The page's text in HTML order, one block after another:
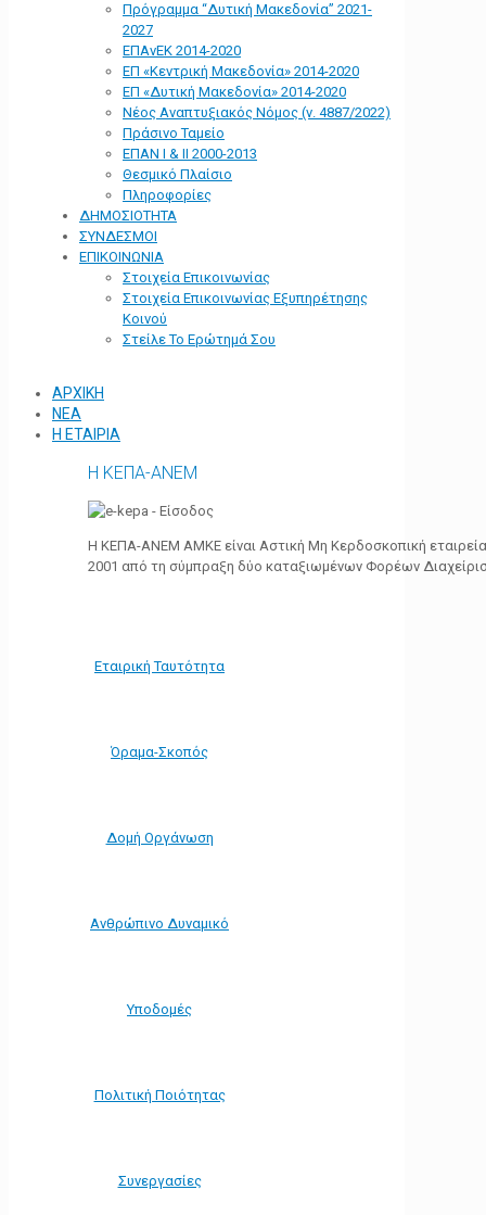
Πρόγραμμα “Δυτική Μακεδονία” 2021-
2027
ΕΠΑνΕΚ 2014-2020
ΕΠ «Kεντρική Μακεδονία» 2014-2020
ΕΠ «Δυτική Μακεδονία» 2014-2020
Νέος Αναπτυξιακός Νόμος (ν. 4887/2022)
Πράσινο Ταμείο
ΕΠΑΝ Ι & ΙΙ 2000-2013
Θεσμικό Πλαίσιο
Πληροφορίες
ΔΗΜΟΣΙΟΤΗΤΑ
ΣΥΝΔΕΣΜΟΙ
ΕΠΙΚΟΙΝΩΝΙΑ
Στοιχεία Επικοινωνίας
Στοιχεία Επικοινωνίας Εξυπηρέτησης
Κοινού
Στείλε Το Ερώτημά Σου
ΑΡΧΙΚΗ
ΝΕΑ
Η ΕΤΑΙΡΙΑ
Η ΚΕΠΑ-ΑΝΕΜ
Η ΚΕΠΑ-ΑΝΕΜ ΑΜΚΕ είναι Αστική Μη Κερδοσκοπική
2001 από τη σύμπραξη δύο καταξιωμένων Φορέων
Εταιρική Ταυτότητα
Όραμα-Σκοπός
Δομή Οργάνωση
Ανθρώπινο Δυναμικό
Υποδομές
Πολιτική Ποιότητας
Συνεργασίες